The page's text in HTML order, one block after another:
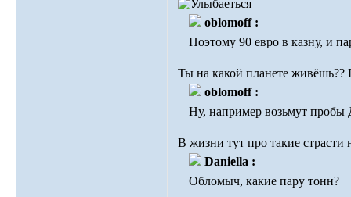
oblomoff :
Поэтому 90 евро в казну, и
Ты на какой планете живёшь??
oblomoff :
Ну, например возьмут
В жизни тут про такие
Daniella :
Обломыч, какие пару тонн?